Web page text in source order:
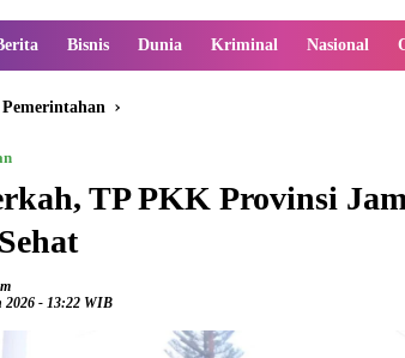
Bisnis Dunia Kriminal Nasional
TP PKK Provinsi
2026 - 13:22 WIB